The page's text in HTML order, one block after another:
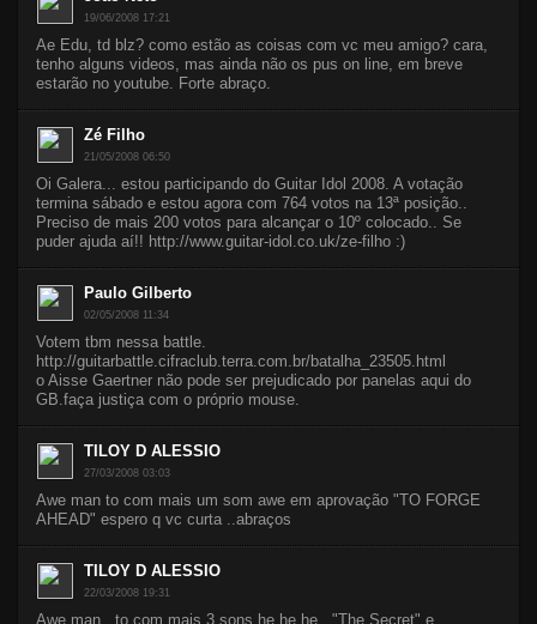
19/06/2008 17:21
Ae Edu, td blz? como estão as coisas com vc meu amigo? cara,
tenho alguns videos, mas ainda não os pus on line, em breve
estarão no youtube. Forte abraço.
Zé Filho
21/05/2008 06:50
Oi Galera... estou participando do Guitar Idol 2008. A votação
termina sábado e estou agora com 764 votos na 13ª posição..
Preciso de mais 200 votos para alcançar o 10º colocado.. Se
puder ajuda aí!! http://www.guitar-idol.co.uk/ze-filho :)
Paulo Gilberto
02/05/2008 11:34
Votem tbm nessa battle.
http://guitarbattle.cifraclub.terra.com.br/batalha_23505.html
o Aisse Gaertner não pode ser prejudicado por panelas aqui do
GB.faça justiça com o próprio mouse.
TILOY D ALESSIO
27/03/2008 03:03
Awe man to com mais um som awe em aprovação "TO FORGE
AHEAD" espero q vc curta ..abraços
TILOY D ALESSIO
22/03/2008 19:31
Awe man ..to com mais 3 sons he he he .."The Secret" e